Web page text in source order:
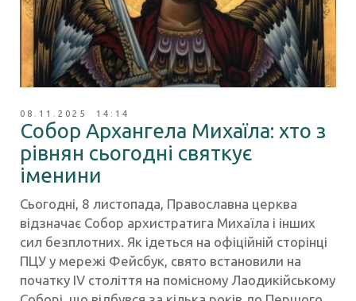
08.11.2025 14:14
Собор Архангела Михаїла: хто з
рівнян сьогодні святкує
іменини
Сьогодні, 8 листопада, Православна церква
відзначає Собор архистратига Михаїла і інших
сил безплотних. Як ідеться на офіційній сторінці
ПЦУ у мережі Фейсбук, свято встановили на
початку IV століття на помісному Лаодикійському